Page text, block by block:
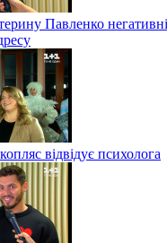
Павленко
відвідує психолога